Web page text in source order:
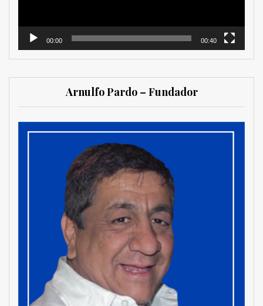
00:00 00:40
Arnulfo Pardo – Fundador